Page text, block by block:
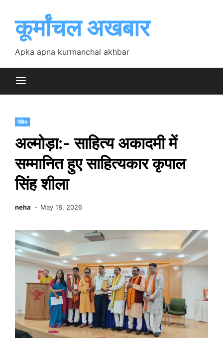
contentकूर्मांचल अखबार
Apka apna kurmanchal akhbar
विविध
अल्मोड़ा:- साहित्य अकादमी में
सम्मानित हुए साहित्यकार कृपाल
सिंह शीला
neha May 18, 2026